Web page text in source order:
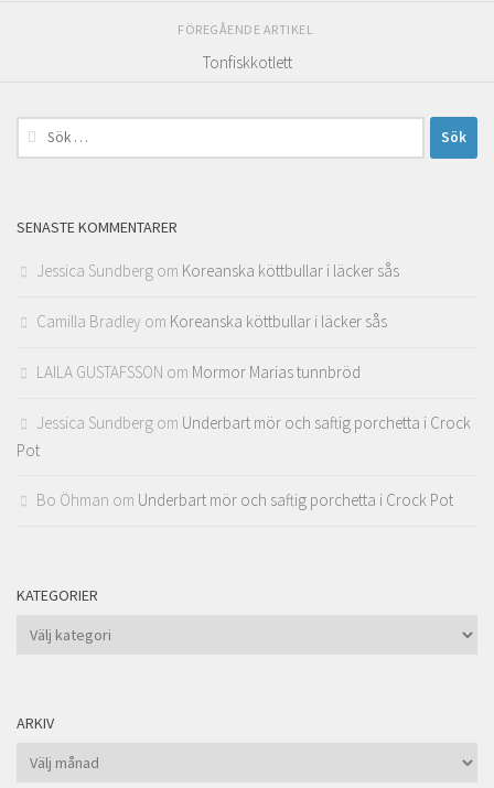
FÖREGÅENDE ARTIKEL
Tonfiskkotlett
Sök
efter:
SENASTE KOMMENTARER
Jessica Sundberg om Koreanska köttbullar i läcker sås
Camilla Bradley om Koreanska köttbullar i läcker sås
LAILA GUSTAFSSON om Mormor Marias tunnbröd
Jessica Sundberg om Underbart mör och saftig porchetta i Crock
Pot
Bo Öhman om Underbart mör och saftig porchetta i Crock Pot
KATEGORIER
Kategorier
ARKIV
Arkiv